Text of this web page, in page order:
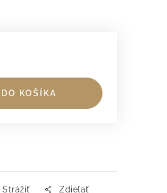
DO KOŠÍKA
Strážiť Zdieľať